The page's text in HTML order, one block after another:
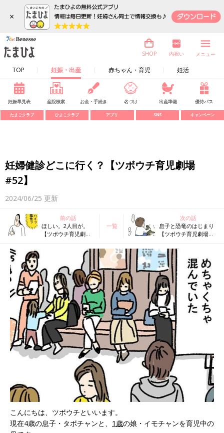
×
TOP 妊娠・出産 赤ちゃん・育児 妊活
SHOP 内祝い メニュー
妊娠早見表 産院検索 お金・手続き 名づけ 出産準備 優待パス
たまごクラブ ひよこクラブ アプリ SNS キャンペーン
妊婦健診どこに行く？【ツボウチ育児劇場
#52】
2024/06/25 更新
前の話
ほしい。2人目が。
【ツボウチ育児劇場
一覧
次の話
息子と恐竜のはじまり
【ツボウチ育児劇場
こんにちは、ツボウチといいます。
現在4歳の息子・タボチャンと、 1歳の娘・イモチャンを育児中の